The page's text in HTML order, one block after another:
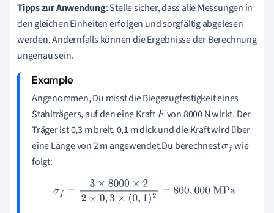
Tipps zur Anwendung: Stelle sicher, dass alle Messungen in
den gleichen Einheiten erfolgen und sorgfältig abgelesen
werden. Andernfalls können die Ergebnisse der Berechnung
ungenau sein.
Angenommen, Du misst die Biegezugfestigkeit eines
Stahlträgers, auf den eine KraftF von 8000 N wirkt. Der
Träger ist 0,3 m breit, 0,1 m dick und die Kraft wird über
eine Länge von 2 m angewendet.Du berechnestσf wie
folgt:
σf =3×8000×22×0,3×(0,1 2= 800,000MPa